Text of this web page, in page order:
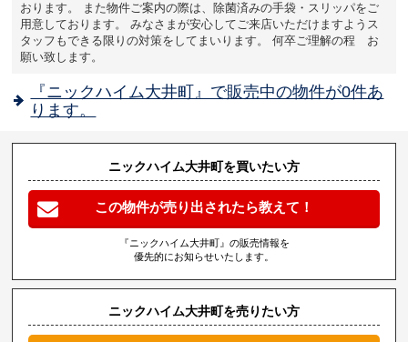
おります。 また物件ご案内の際は、除菌済みの手袋・スリッパをご
用意しております。 みなさまが安心してご来店いただけますようス
タッフもできる限りの対策をしてまいります。 何卒ご理解の程 お
願い致します。
『ニックハイム大井町』で販売中の物件が0件あ
ります。
ニックハイム大井町を買いたい方
この物件が売り出されたら教えて！
『ニックハイム大井町』の販売情報を
優先的にお知らせいたします。
ニックハイム大井町を売りたい方